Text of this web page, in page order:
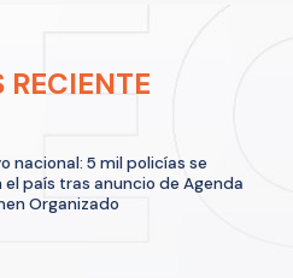
RECIENTE
nacional: 5 mil policías se
el país tras anuncio de Agenda
Organizado